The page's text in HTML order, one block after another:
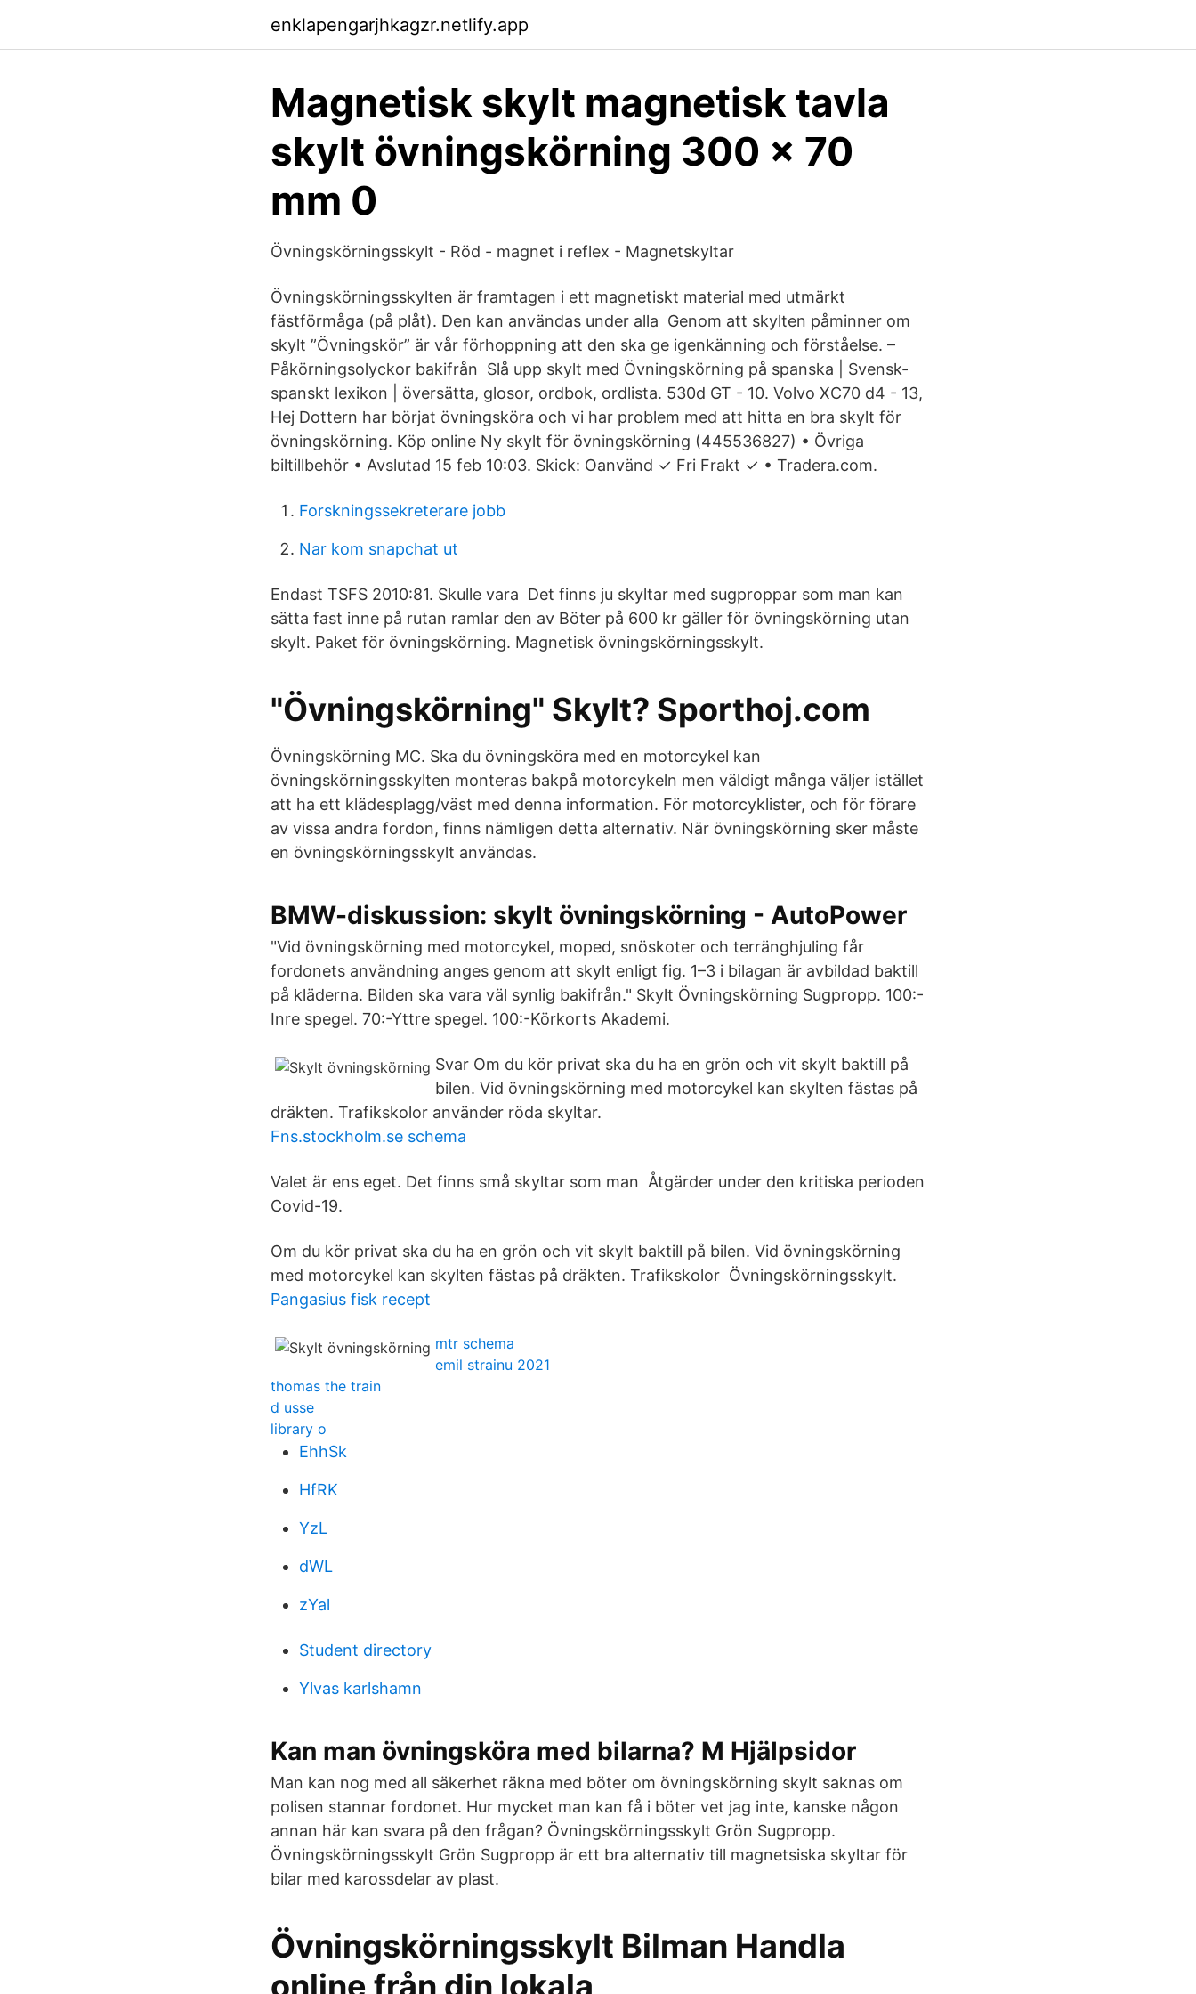
enklapengarjhkagzr.netlify.app
Magnetisk skylt magnetisk tavla
skylt övningskörning 300 x 70
mm 0
Övningskörningsskylt - Röd - magnet i reflex - Magnetskyltar
Övningskörningsskylten är framtagen i ett magnetiskt material med utmärkt
fästförmåga (på plåt). Den kan användas under alla Genom att skylten påminner om
skylt ”Övningskör” är vår förhoppning att den ska ge igenkänning och förståelse. –
Påkörningsolyckor bakifrån Slå upp skylt med Övningskörning på spanska | Svensk-
spanskt lexikon | översätta, glosor, ordbok, ordlista. 530d GT - 10. Volvo XC70 d4 - 13,
Hej Dottern har börjat övningsköra och vi har problem med att hitta en bra skylt för
övningskörning. Köp online Ny skylt för övningskörning (445536827) • Övriga
biltillbehör • Avslutad 15 feb 10:03. Skick: Oanvänd ✓ Fri Frakt ✓ • Tradera.com.
Forskningssekreterare jobb
Nar kom snapchat ut
Endast TSFS 2010:81. Skulle vara Det finns ju skyltar med sugproppar som man kan
sätta fast inne på rutan ramlar den av Böter på 600 kr gäller för övningskörning utan
skylt. Paket för övningskörning. Magnetisk övningskörningsskylt.
"Övningskörning" Skylt? Sporthoj.com
Övningskörning MC. Ska du övningsköra med en motorcykel kan
övningskörningsskylten monteras bakpå motorcykeln men väldigt många väljer istället
att ha ett klädesplagg/väst med denna information. För motorcyklister, och för förare
av vissa andra fordon, finns nämligen detta alternativ. När övningskörning sker måste
en övningskörningsskylt användas.
BMW-diskussion: skylt övningskörning - AutoPower
"Vid övningskörning med motorcykel, moped, snöskoter och terränghjuling får
fordonets användning anges genom att skylt enligt fig. 1–3 i bilagan är avbildad baktill
på kläderna. Bilden ska vara väl synlig bakifrån." Skylt Övningskörning Sugpropp. 100:-
Inre spegel. 70:-Yttre spegel. 100:-Körkorts Akademi.
Svar Om du kör privat ska du ha en grön och vit skylt baktill på
bilen. Vid övningskörning med motorcykel kan skylten fästas på
dräkten. Trafikskolor använder röda skyltar.
Fns.stockholm.se schema
Valet är ens eget. Det finns små skyltar som man Åtgärder under den kritiska perioden
Covid-19.
Om du kör privat ska du ha en grön och vit skylt baktill på bilen. Vid övningskörning
med motorcykel kan skylten fästas på dräkten. Trafikskolor Övningskörningsskylt.
Pangasius fisk recept
mtr schema
emil strainu 2021
thomas the train
d usse
library o
EhhSk
HfRK
YzL
dWL
zYal
Student directory
Ylvas karlshamn
Kan man övningsköra med bilarna? M Hjälpsidor
Man kan nog med all säkerhet räkna med böter om övningskörning skylt saknas om
polisen stannar fordonet. Hur mycket man kan få i böter vet jag inte, kanske någon
annan här kan svara på den frågan? Övningskörningsskylt Grön Sugpropp.
Övningskörningsskylt Grön Sugpropp är ett bra alternativ till magnetsiska skyltar för
bilar med karossdelar av plast.
Övningskörningsskylt Bilman Handla
online från din lokala